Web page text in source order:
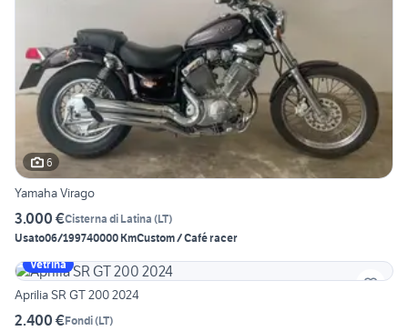
6
Yamaha Virago
3.000 €Cisterna di Latina (LT)
Usato06/199740000 KmCustom / Café racer
Vetrina
Aprilia SR GT 200 2024
2.400 €Fondi(LT)